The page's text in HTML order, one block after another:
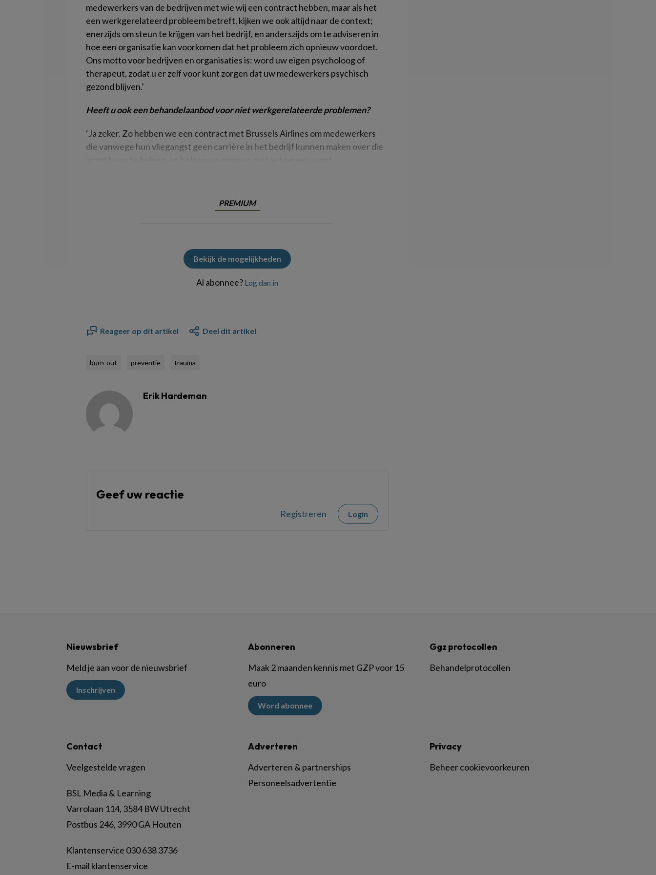
medewerkers van de bedrijven met wie wij een contract hebben, maar als het
een werkgerelateerd probleem betreft, kijken we ook altijd naar de context;
enerzijds om steun te krijgen van het bedrijf, en anderszijds om te adviseren in
hoe een organisatie kan voorkomen dat het probleem zich opnieuw voordoet.
Ons motto voor bedrijven en organisaties is: word uw eigen psycholoog of
therapeut, zodat u er zelf voor kunt zorgen dat uw medewerkers psychisch
gezond blijven.’
Heeft u ook een behandelaanbod voor niet werkgerelateerde problemen?
‘Ja zeker. Zo hebben we een contract met Brussels Airlines om medewerkers
die vanwege hun vliegangst geen carrière in het bedrijf kunnen maken over die
PREMIUM
Bekijk de mogelijkheden
Al abonnee? Log dan in
Reageer op dit artikel Deel dit artikel
burn-out preventie trauma
Erik Hardeman
Geef uw reactie
Registreren Login
Nieuwsbrief
Meld je aan voor de nieuwsbrief
Inschrijven
Abonneren
Maak 2 maanden kennis met GZP voor 15
euro
Word abonnee
Ggz protocollen
Behandelprotocollen
Contact
Veelgestelde vragen
BSL Media & Learning
Varrolaan 114, 3584 BW Utrecht
Postbus 246, 3990 GA Houten
Klantenservice 030 638 3736
E-mail klantenservice
Adverteren
Adverteren & partnerships
Personeelsadvertentie
Privacy
Beheer cookievoorkeuren